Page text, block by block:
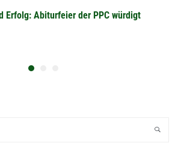
Erfolg: Abiturfeier der PPC würdigt